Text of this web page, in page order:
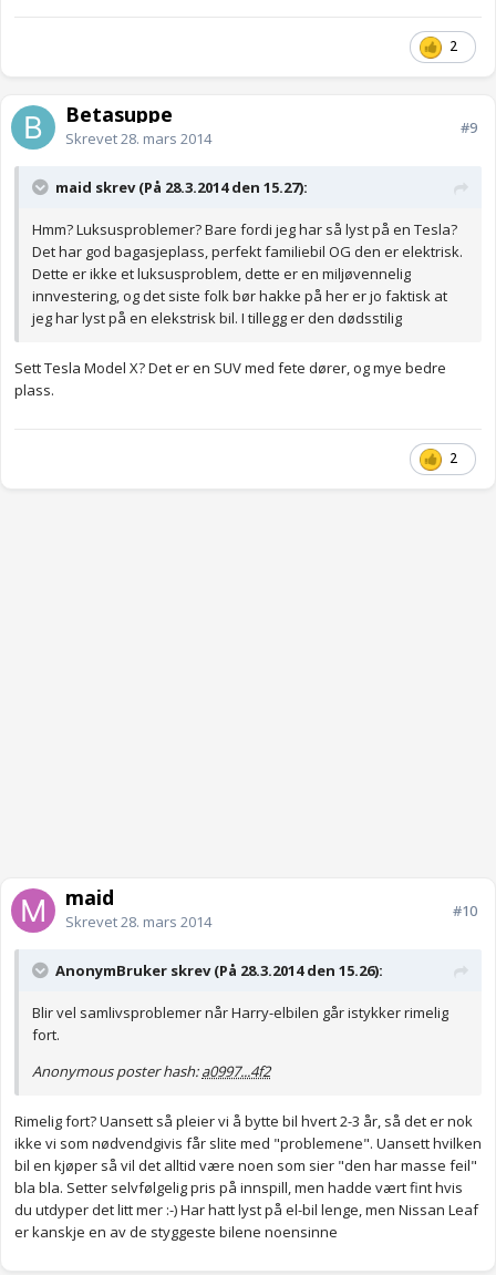
2
Betasuppe
Skrevet28. mars 2014
#9
maid skrev (På 28.3.2014 den 15.27):
Hmm? Luksusproblemer? Bare fordi jeg har så lyst på en Tesla?
Det har god bagasjeplass, perfekt familiebil OG den er elektrisk.
Dette er ikke et luksusproblem, dette er en miljøvennelig
innvestering, og det siste folk bør hakke på her er jo faktisk at
jeg har lyst på en elekstrisk bil. I tillegg er den dødsstilig
Sett Tesla Model X? Det er en SUV med fete dører, og mye bedre
plass.
2
maid
Skrevet28. mars 2014
#10
AnonymBruker skrev (På 28.3.2014 den 15.26):
Blir vel samlivsproblemer når Harry-elbilen går istykker rimelig
fort.
Anonymous poster hash:a0997...4f2
Rimelig fort? Uansett så pleier vi å bytte bil hvert 2-3 år, så det er nok
ikke vi som nødvendgivis får slite med "problemene". Uansett hvilken
bil en kjøper så vil det alltid være noen som sier "den har masse feil"
bla bla. Setter selvfølgelig pris på innspill, men hadde vært fint hvis
du utdyper det litt mer :-) Har hatt lyst på el-bil lenge, men Nissan Leaf
er kanskje en av de styggeste bilene noensinne